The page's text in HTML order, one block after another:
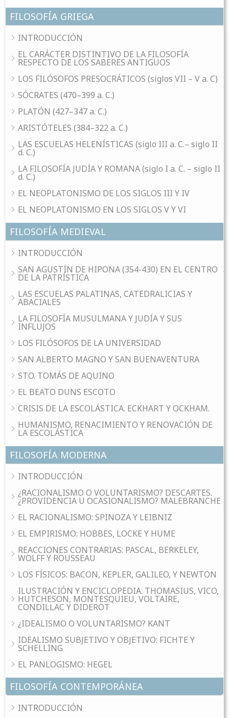
FILOSOFÍA GRIEGA
INTRODUCCIÓN
EL CARÁCTER DISTINTIVO DE LA FILOSOFÍA
RESPECTO DE LOS SABERES ANTIGUOS
LOS FILÓSOFOS PRESOCRÁTICOS (siglos VII – V a. C)
SÓCRATES (470–399 a. C.)
PLATÓN (427–347 a. C.)
ARISTÓTELES (384–322 a. C.)
LAS ESCUELAS HELENÍSTICAS (siglo III a. C.– siglo II
d. C.)
LA FILOSOFÍA JUDÍA Y ROMANA (siglo I a. C. – siglo II
d. C.)
EL NEOPLATONISMO DE LOS SIGLOS III Y IV
EL NEOPLATONISMO EN LOS SIGLOS V Y VI
FILOSOFÍA MEDIEVAL
INTRODUCCIÓN
SAN AGUSTÍN DE HIPONA (354-430) EN EL CENTRO
DE LA PATRÍSTICA
LAS ESCUELAS PALATINAS, CATEDRALICIAS Y
ABACIALES
LA FILOSOFÍA MUSULMANA Y JUDÍA Y SUS
INFLUJOS
LOS FILÓSOFOS DE LA UNIVERSIDAD
SAN ALBERTO MAGNO Y SAN BUENAVENTURA
STO. TOMÁS DE AQUINO
EL BEATO DUNS ESCOTO
CRISIS DE LA ESCOLÁSTICA. ECKHART Y OCKHAM.
HUMANISMO, RENACIMIENTO Y RENOVACIÓN DE
LA ESCOLÁSTICA
FILOSOFÍA MODERNA
INTRODUCCIÓN
¿RACIONALISMO O VOLUNTARISMO? DESCARTES.
¿PROVIDENCIA U OCASIONALISMO? MALEBRANCHE
EL RACIONALISMO: SPINOZA Y LEIBNIZ
EL EMPIRISMO: HOBBES, LOCKE Y HUME
REACCIONES CONTRARIAS: PASCAL, BERKELEY,
WOLFF Y ROUSSEAU
LOS FÍSICOS: BACON, KEPLER, GALILEO, Y NEWTON
ILUSTRACIÓN Y ENCICLOPEDIA. THOMASIUS, VICO,
HUTCHESON, MONTESQUIEU, VOLTAIRE,
CONDILLAC Y DIDEROT
¿IDEALISMO O VOLUNTARISMO? KANT
IDEALISMO SUBJETIVO Y OBJETIVO: FICHTE Y
SCHELLING
EL PANLOGISMO: HEGEL
FILOSOFÍA CONTEMPORÁNEA
INTRODUCCIÓN